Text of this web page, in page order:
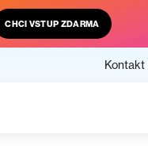
CHCI VSTUP ZDARMA
Kontakt